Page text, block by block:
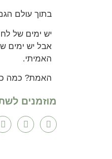
בתוך עולם
יש ימים של
אבל יש ימים
האמיתי.
האמת? כמה
מוזמנים